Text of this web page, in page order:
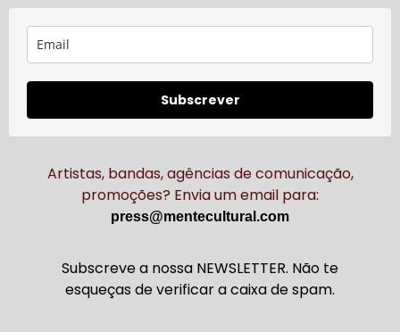
Subscrever
Artistas, bandas, agências de comunicação,
promoções? Envia um email para:
press@mentecultural.com
Subscreve a nossa NEWSLETTER. Não te
esqueças de verificar a caixa de spam.